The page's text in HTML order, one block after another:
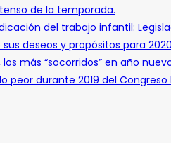
de la temporada.
del trabajo infantil:
deseos y propósitos para
más “socorridos” en año
peor durante 2019 del Congreso